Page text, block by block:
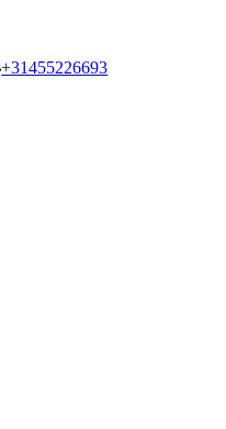
+31455226693